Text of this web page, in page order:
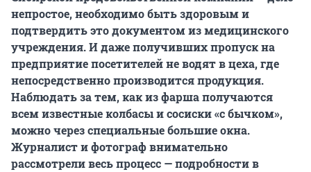
непростое, необходимо быть здоровым и
подтвердить это документом из медицинского
учреждения. И даже получивших пропуск на
предприятие посетителей не водят в цеха, где
непосредственно производится продукция.
Наблюдать за тем, как из фарша получаются
всем известные колбасы и сосиски «с бычком»,
можно через специальные большие окна.
Журналист и фотограф внимательно
рассмотрели весь процесс — подробности в